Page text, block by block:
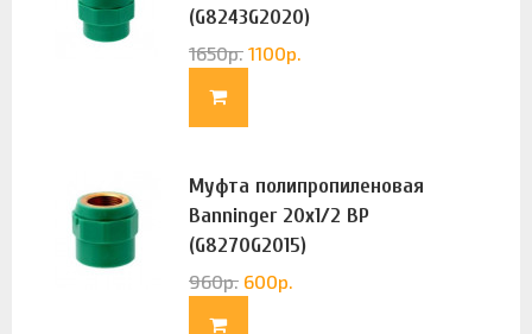
(G8243G2020)
1650р. 1100р.
Муфта полипропиленовая
Banninger 20х1/2 ВР
(G8270G2015)
960р. 600р.